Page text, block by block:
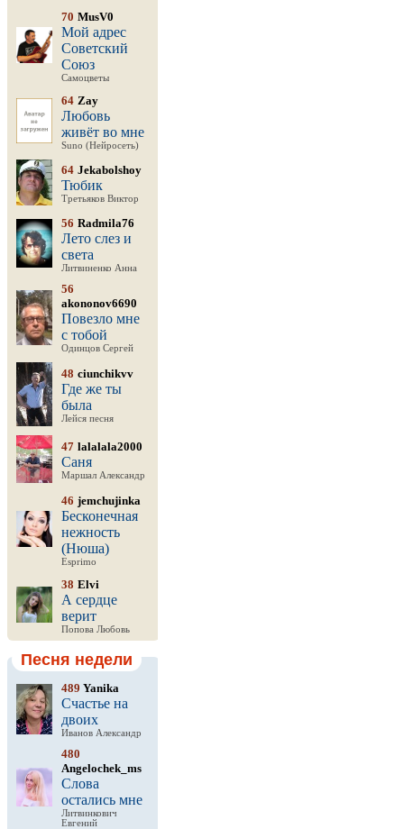
70 MusV0
Мой адрес
Советский
Союз
Самоцветы
64 Zay
Любовь
живёт во мне
Suno (Нейросеть)
64 Jekabolshoy
Тюбик
Третьяков Виктор
56 Radmila76
Лето слез и
света
Литвиненко Анна
56
akononov6690
Повезло мне
с тобой
Одинцов Сергей
48 ciunchikvv
Где же ты
была
Лейся песня
47 lalalala2000
Саня
Маршал Александр
46 jemchujinka
Бесконечная
нежность
(Нюша)
Esprimo
38 Elvi
А сердце
верит
Попова Любовь
Песня недели
489 Yanika
Счастье на
двоих
Иванов Александр
480
Angelochek_ms
Слова
остались мне
Литвинкович
Евгений